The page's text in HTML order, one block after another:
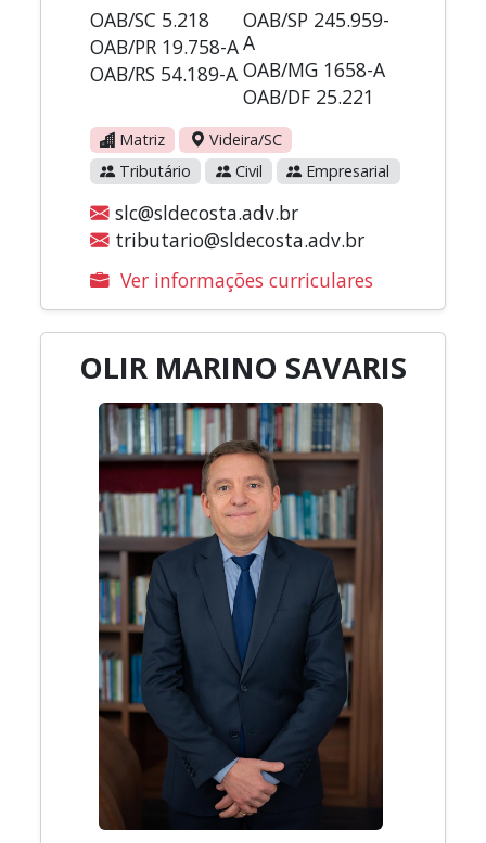
OAB/SC 5.218
OAB/PR 19.758-A
OAB/RS 54.189-A
OAB/SP 245.959-
A
OAB/MG 1658-A
OAB/DF 25.221
Matriz
Videira/SC
Tributário
Civil Empresarial
slc@sldecosta.adv.br
tributario@sldecosta.adv.br
Ver informações curriculares
OLIR MARINO SAVARIS